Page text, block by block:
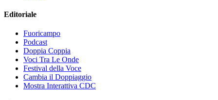
Editoriale
Fuoricampo
Podcast
Doppia Coppia
Voci Tra Le Onde
Festival della Voce
Cambia il Doppiaggio
Mostra Interattiva CDC